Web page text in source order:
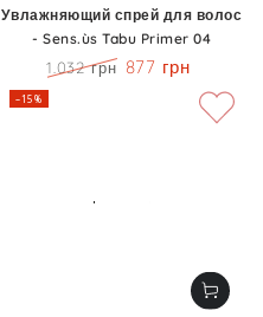
Увлажняющий спрей для волос
- Sens.ùs Tabu Primer 04
Цена
1.032 грн 877 грн
–15%